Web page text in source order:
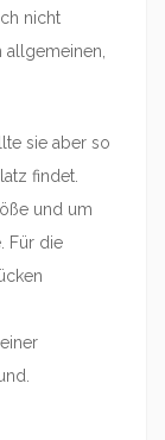
nicht
sie aber so
findet.
und um
Für die